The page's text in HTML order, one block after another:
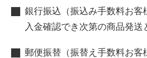
銀行振込（振込み手数料お客
入金確認でき次第の商品発送
郵便振替（振替え手数料お客